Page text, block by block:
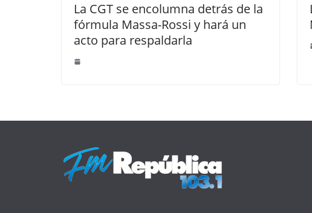
La CGT se encolumna detrás de la
fórmula Massa-Rossi y hará un
acto para respaldarla